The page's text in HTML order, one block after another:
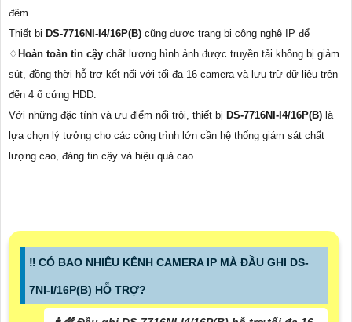
đêm.
Thiết bị DS-7716NI-I4/16P(B) cũng được trang bị công nghệ IP để
♢ Hoàn toàn tin cậy chất lượng hình ảnh được truyền tải không bị giảm
sút, đồng thời hỗ trợ kết nối với tối đa 16 camera và lưu trữ dữ liệu trên
đến 4 ổ cứng HDD.
Với những đặc tính và ưu điểm nổi trội, thiết bị DS-7716NI-I4/16P(B) là
lựa chọn lý tưởng cho các công trình lớn cần hệ thống giám sát chất
lượng cao, đáng tin cậy và hiệu quả cao.
‼️ CÓ BAO NHIÊU KÊNH CAMERA IP MÀ ĐẦU GHI DS-
7NI-I/16P(B) HỖ TRỢ?